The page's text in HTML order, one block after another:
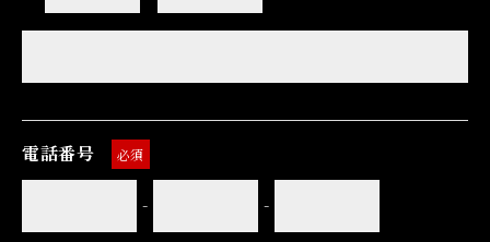
電話番号 必須
- -